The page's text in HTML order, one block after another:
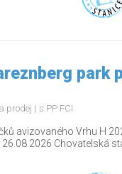
park
prodej s PP FCI
avizovaného Vrhu H
Chovatelská